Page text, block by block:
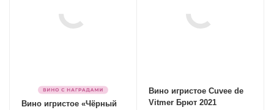
Вино игристое «Чёрный
Вино игристое Cuvee de
Vitmer Брют 2021